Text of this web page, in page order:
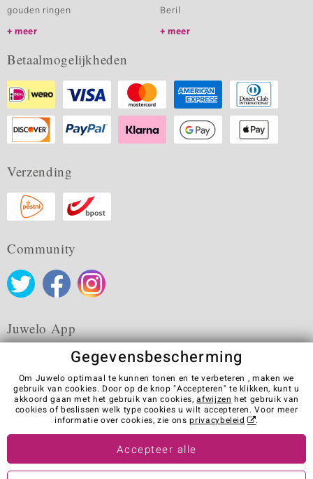
gouden ringen
meer
Beril
meer
Betaalmogelijkheden
Verzending
Community
Juwelo App
Algemene verkoopvoorwaarden Privacybeleid
Cookies
Colofon
Contact
Contract herroepen
Visit our stores in other countries:
Gegevensbescherming
Om Juwelo optimaal te kunnen tonen en te verbeteren , maken we
gebruik van cookies. Door op de knop "Accepteren" te klikken, kunt u
akkoord gaan met het gebruik van cookies,afwijzen het gebruik van
cookies of beslissen welk type cookies u wilt accepteren. Voor meer
informatie over cookies, zie onsprivacybeleid .
Accepteer alle